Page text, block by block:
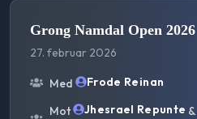
Grong Namdal Open 2026
27. februar 2026
Med
Frode Reinan
Mot
Jhesrael Repunte &